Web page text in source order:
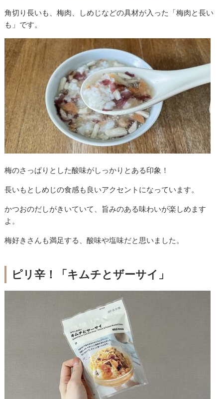
角切り長いも、梅肉、しめじなどの具材が入った「梅肉と長い
も」です。
梅のさっぱりとした酸味がしっかりとある印象！
長いもとしめじの食感も良いアクセントになっています。
かつおのだしがきいていて、旨みのある味わいが楽しめます
よ。
梅好きさんも満足する、酸味や塩味だと思いました。
ピリ辛！「キムチとザーサイ」